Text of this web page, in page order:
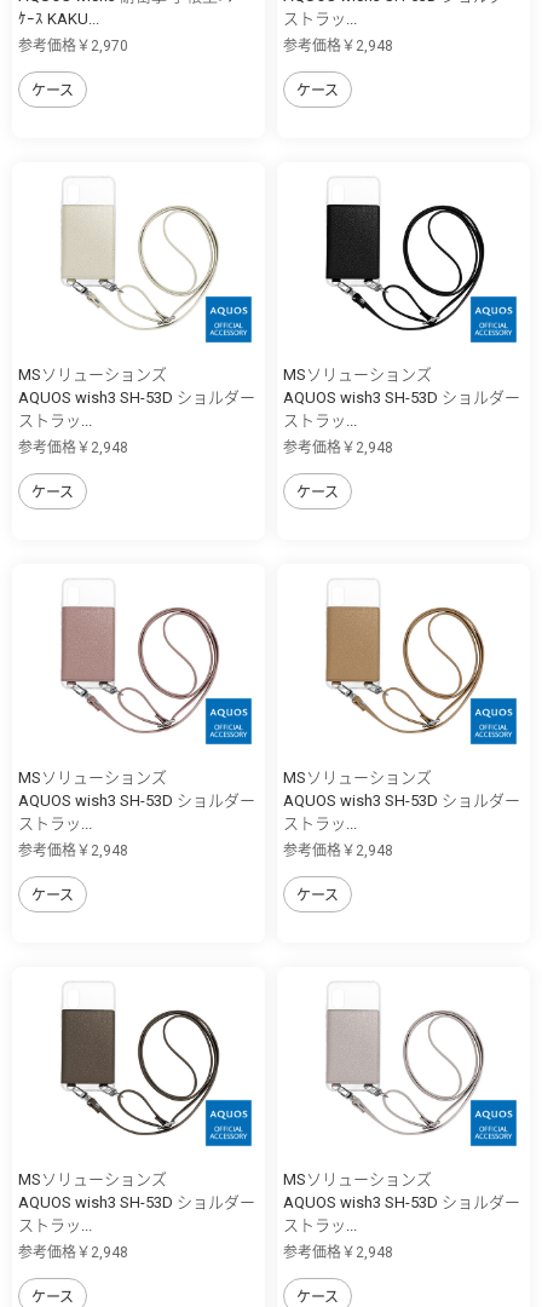
ｹｰｽ KAKU...
参考価格￥2,970
ケース
ストラッ...
参考価格￥2,948
ケース
MSソリューションズ
AQUOS wish3 SH-53D ショルダー
ストラッ...
参考価格￥2,948
ケース
MSソリューションズ
AQUOS wish3 SH-53D ショルダー
ストラッ...
参考価格￥2,948
ケース
MSソリューションズ
AQUOS wish3 SH-53D ショルダー
ストラッ...
参考価格￥2,948
ケース
MSソリューションズ
AQUOS wish3 SH-53D ショルダー
ストラッ...
参考価格￥2,948
ケース
MSソリューションズ
AQUOS wish3 SH-53D ショルダー
ストラッ...
参考価格￥2,948
ケース
MSソリューションズ
AQUOS wish3 SH-53D ショルダー
ストラッ...
参考価格￥2,948
ケース